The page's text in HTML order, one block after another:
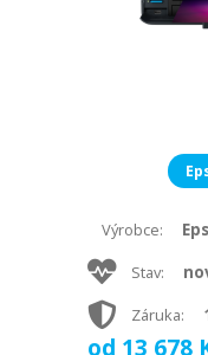
Výrobce:
Stav:
Záruka:
od 13 678